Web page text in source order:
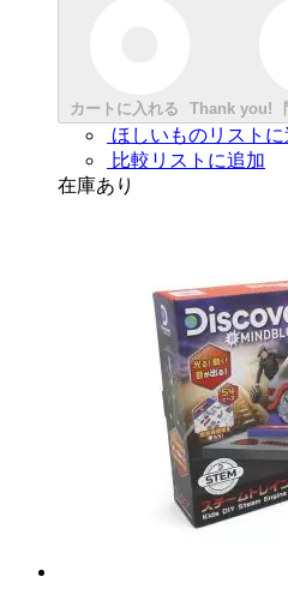
カートに入れる Thank you!
ほしいものリストに
比較リストに追加
在庫あり